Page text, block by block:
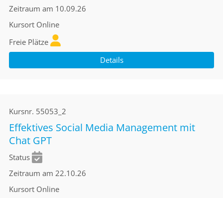
Zeitraum am 10.09.26
Kursort Online
Freie Plätze
Details
Kursnr. 55053_2
Effektives Social Media Management mit
Chat GPT
Status
Zeitraum am 22.10.26
Kursort Online